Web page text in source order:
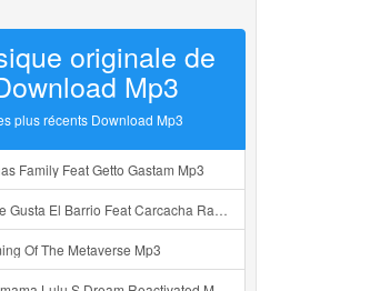
originale de
Mp3
plus récents Download Mp3
Family Feat Getto Gastam Mp3
Gusta El Barrio Feat Carcacha Rap Mp3
Of The Metaverse Mp3